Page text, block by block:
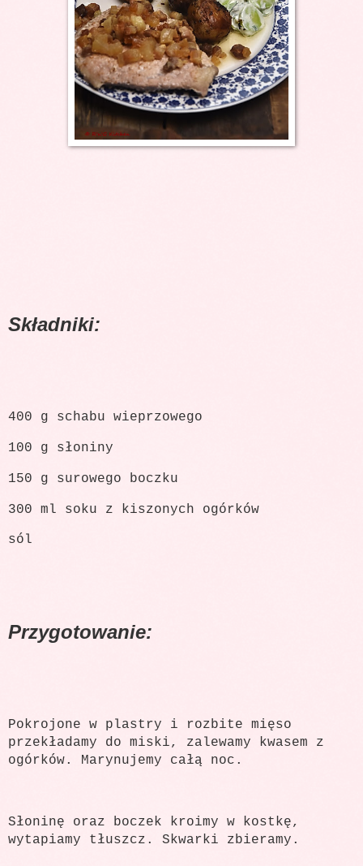
Składniki:
400 g schabu wieprzowego
100 g słoniny
150 g surowego boczku
300 ml soku z kiszonych ogórków
sól
Przygotowanie:
Pokrojone w plastry i rozbite mięso
przekładamy do miski, zalewamy kwasem z
ogórków. Marynujemy całą noc.
Słoninę oraz boczek kroimy w kostkę,
wytapiamy tłuszcz. Skwarki zbieramy.